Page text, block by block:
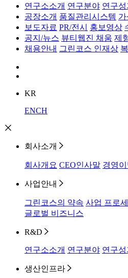
연구소소개 연구분야 연구
공장소개 품질관리시스템
보도자료 PR/전시 홍보영상
공지/뉴스 뷰티웹진 채움 제
채용안내 그린코스 인재상
KR
ENCH
회사소개
회사개요 CEO인사말 경영이
사업안내
그린코스의 약속 사업 프로
글로벌 비즈니스
R&D
연구소소개 연구분야 연구
생산인프라